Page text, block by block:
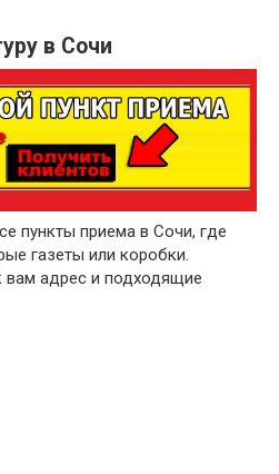
в Сочи
пункты приема в Сочи, где
газеты или коробки.
адрес и подходящие